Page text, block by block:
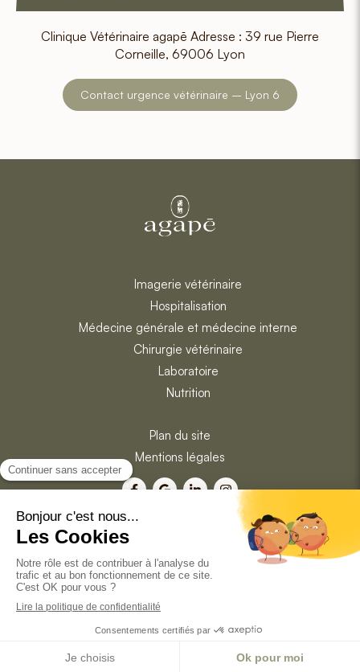
Clinique Vétérinaire agapē Adresse : 39 rue Pierre
Corneille, 69006 Lyon
Contact urgence vétérinaire – Lyon 6
Imagerie vétérinaire
Hospitalisation
Médecine générale et médecine interne
Chirurgie vétérinaire
Laboratoire
Nutrition
Plan du site
Mentions légales
Prendre rendez-vous
©2025 agapē- Structure vétérinaire
Création et référencement du site par Simplébo
Site partenaire deVetfamily